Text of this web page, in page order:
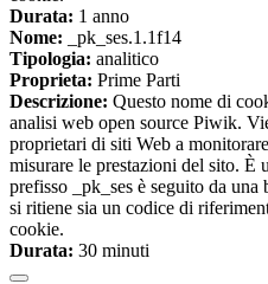
Durata: 1 anno
Nome: _pk_ses.1.1f14
Tipologia: analitico
Proprieta: Prime Parti
Descrizione: Questo nome di
analisi web open source Piwik.
proprietari di siti Web a
misurare le prestazioni del sito.
prefisso _pk_ses è seguito da
si ritiene sia un codice di
cookie.
Durata: 30 minuti